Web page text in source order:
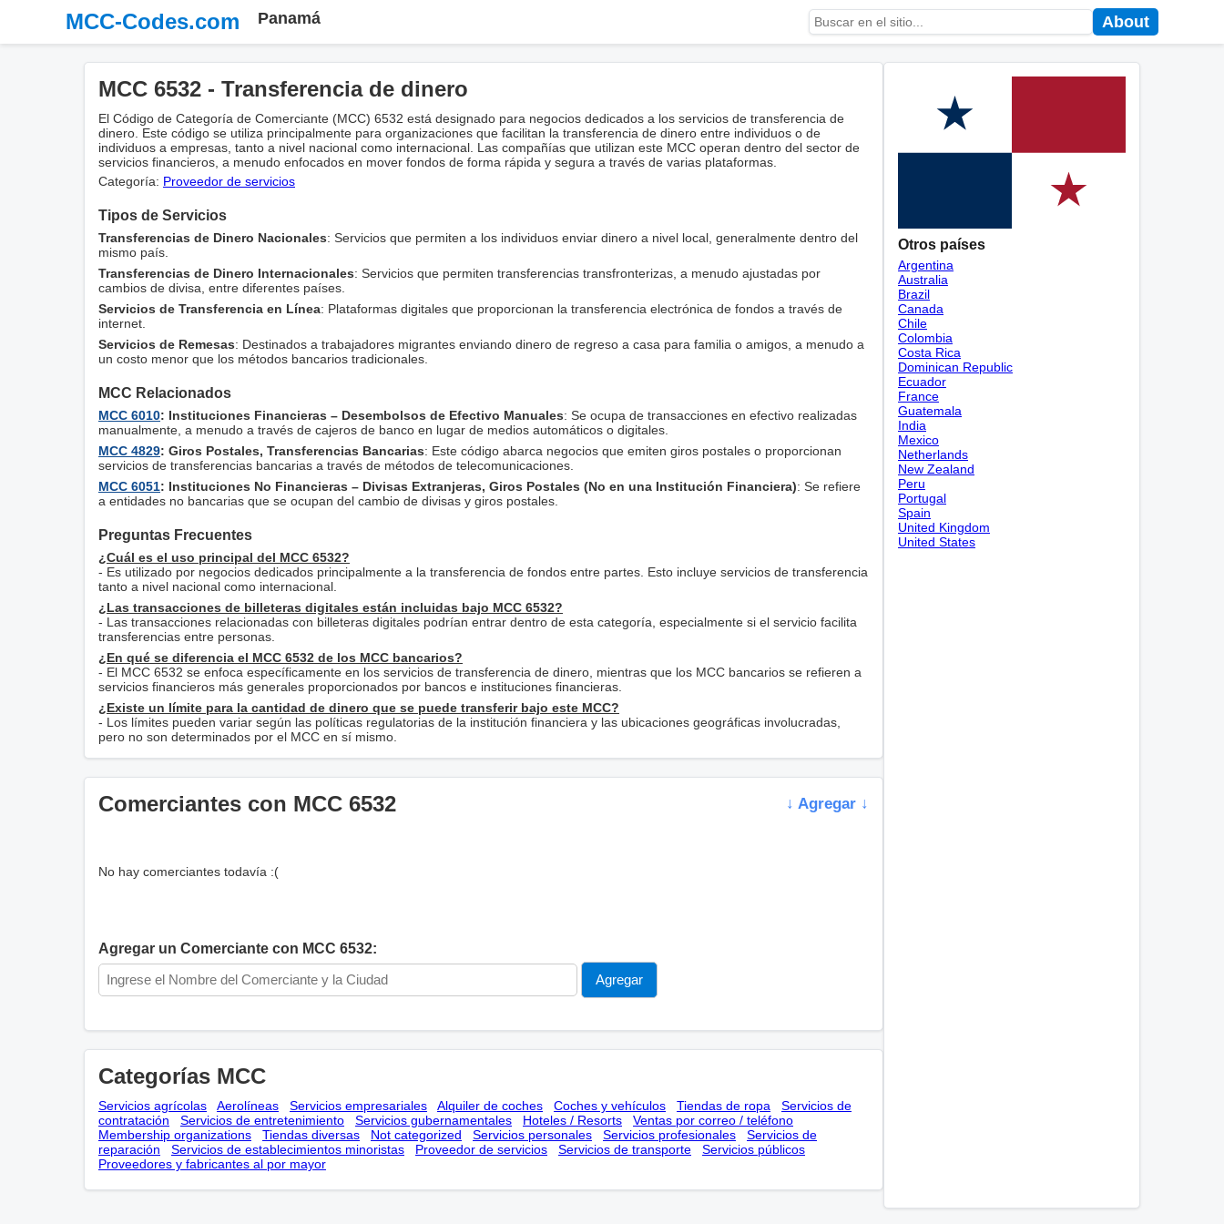
MCC-Codes.com Panamá About
MCC 6532 - Transferencia de dinero
El Código de Categoría de Comerciante (MCC) 6532 está designado para negocios dedicados a los servicios de transferencia de
dinero. Este código se utiliza principalmente para organizaciones que facilitan la transferencia de dinero entre individuos o de
individuos a empresas, tanto a nivel nacional como internacional. Las compañías que utilizan este MCC operan dentro del sector de
servicios financieros, a menudo enfocados en mover fondos de forma rápida y segura a través de varias plataformas.
Categoría: Proveedor de servicios
Tipos de Servicios
Transferencias de Dinero Nacionales: Servicios que permiten a los individuos enviar dinero a nivel local, generalmente dentro del
mismo país.
Transferencias de Dinero Internacionales: Servicios que permiten transferencias transfronterizas, a menudo ajustadas por
cambios de divisa, entre diferentes países.
Servicios de Transferencia en Línea: Plataformas digitales que proporcionan la transferencia electrónica de fondos a través de
internet.
Servicios de Remesas: Destinados a trabajadores migrantes enviando dinero de regreso a casa para familia o amigos, a menudo a
un costo menor que los métodos bancarios tradicionales.
MCC Relacionados
MCC 6010: Instituciones Financieras – Desembolsos de Efectivo Manuales: Se ocupa de transacciones en efectivo realizadas
manualmente, a menudo a través de cajeros de banco en lugar de medios automáticos o digitales.
MCC 4829: Giros Postales, Transferencias Bancarias: Este código abarca negocios que emiten giros postales o proporcionan
servicios de transferencias bancarias a través de métodos de telecomunicaciones.
MCC 6051: Instituciones No Financieras – Divisas Extranjeras, Giros Postales (No en una Institución Financiera): Se refiere
a entidades no bancarias que se ocupan del cambio de divisas y giros postales.
Preguntas Frecuentes
¿Cuál es el uso principal del MCC 6532?
- Es utilizado por negocios dedicados principalmente a la transferencia de fondos entre partes. Esto incluye servicios de transferencia
tanto a nivel nacional como internacional.
¿Las transacciones de billeteras digitales están incluidas bajo MCC 6532?
- Las transacciones relacionadas con billeteras digitales podrían entrar dentro de esta categoría, especialmente si el servicio facilita
transferencias entre personas.
¿En qué se diferencia el MCC 6532 de los MCC bancarios?
- El MCC 6532 se enfoca específicamente en los servicios de transferencia de dinero, mientras que los MCC bancarios se refieren a
servicios financieros más generales proporcionados por bancos e instituciones financieras.
¿Existe un límite para la cantidad de dinero que se puede transferir bajo este MCC?
- Los límites pueden variar según las políticas regulatorias de la institución financiera y las ubicaciones geográficas involucradas,
pero no son determinados por el MCC en sí mismo.
Comerciantes con MCC 6532 ↓ Agregar ↓
No hay comerciantes todavía :(
Agregar un Comerciante con MCC 6532:
Categorías MCC
Servicios agrícolas Aerolíneas Servicios empresariales Alquiler de coches Coches y vehículos Tiendas de ropa
Servicios de
contratación
Servicios de entretenimiento Servicios gubernamentales Hoteles / Resorts
Ventas por correo / teléfono
Membership оrganizations
Tiendas diversas Not categorized Servicios personales Servicios profesionales
Servicios de
reparación
Servicios de establecimientos minoristas Proveedor de servicios Servicios de transporte
Servicios públicos
Proveedores y fabricantes al por mayor
Otros países
Argentina
Australia
Brazil
Canada
Chile
Colombia
Costa Rica
Dominican Republic
Ecuador
France
Guatemala
India
Mexico
Netherlands
New Zealand
Peru
Portugal
Spain
United Kingdom
United States